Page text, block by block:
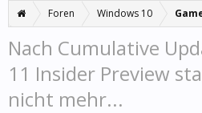
Foren Windows 10
Nach Cumulative
11 Insider Preview
nicht mehr...